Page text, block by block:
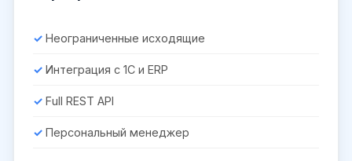
Неограниченные исходящие
Интеграция с 1С и ERP
Full REST API
Персональный менеджер